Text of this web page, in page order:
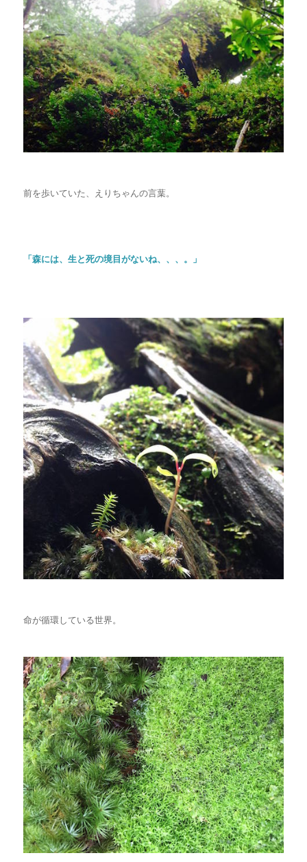
前を歩いていた、えりちゃんの言葉。
「森には、生と死の境目がないね、、、。」
命が循環している世界。